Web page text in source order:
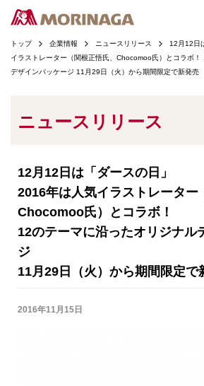
トップ 企業情報 ニュースリリース
12月12日
イラストレーター（関根正悟氏、Chocomoo氏）とコラボ
デザインパッケージ 11月29日（火）から期間限定で新発売
ニュースリリース
12月12日は「ダースの日」
2016年は人気イラストレーター
Chocomoo氏）とコラボ！
12のテーマに沿ったオリジナル
ジ
11月29日（火）から期間限定で
2016年11月15日